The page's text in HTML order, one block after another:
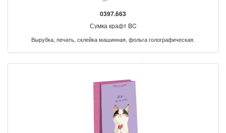
0397.663
Сумка крафт BC
Вырубка, печать, склейка машинная, фольга голографическая.